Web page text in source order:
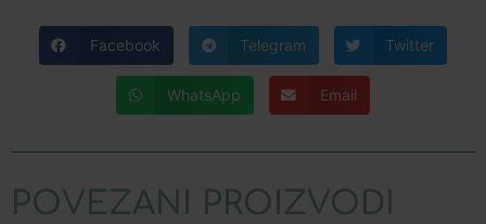
Facebook Telegram Twitter
WhatsApp Email
POVEZANI PROIZVODI